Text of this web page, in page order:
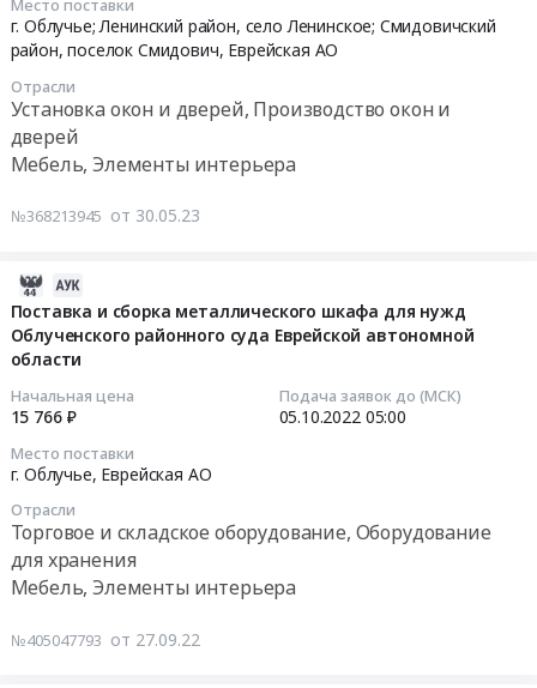
7"
Место поставки
г. Облучье; Ленинский район, село Ленинское; Смидовичский
район, поселок Смидович, Еврейская АО
Отрасли
Установка окон и дверей, Производство окон и
дверей
Мебель, Элементы интерьера
№368213945 от 30.05.23
Поставка и сборка металлического шкафа для нужд
Облученского районного суда Еврейской автономной
области
Начальная цена
15 766 ₽
Подача заявок до (МСК)
05.10.2022 05:00
Место поставки
г. Облучье, Еврейская АО
Отрасли
Торговое и складское оборудование, Оборудование
для хранения
Мебель, Элементы интерьера
№405047793 от 27.09.22